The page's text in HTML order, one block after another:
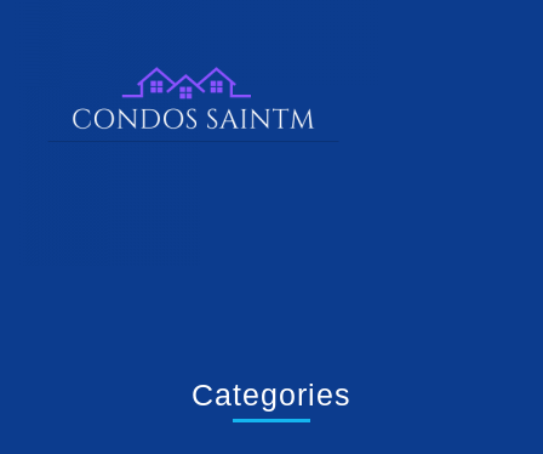
Categories